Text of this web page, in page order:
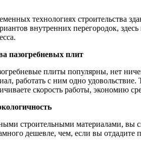
технологиях строительства
внутренних перегородок,
пазогребневых плит
плиты популярны, нет
работать с ним одно
скорость работы, экономию
строительными материалами, вы
дешевле, чем, если вы отдадите